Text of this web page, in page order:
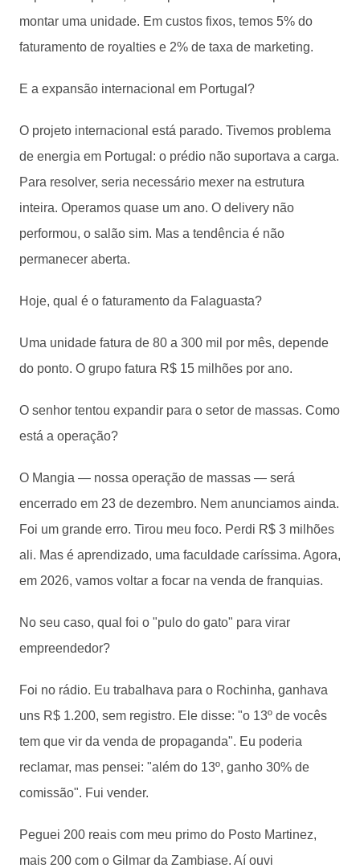
montar uma unidade. Em custos fixos, temos 5% do
faturamento de royalties e 2% de taxa de marketing.
E a expansão internacional em Portugal?
O projeto internacional está parado. Tivemos problema
de energia em Portugal: o prédio não suportava a carga.
Para resolver, seria necessário mexer na estrutura
inteira. Operamos quase um ano. O delivery não
performou, o salão sim. Mas a tendência é não
permanecer aberta.
Hoje, qual é o faturamento da Falaguasta?
Uma unidade fatura de 80 a 300 mil por mês, depende
do ponto. O grupo fatura R$ 15 milhões por ano.
O senhor tentou expandir para o setor de massas. Como
está a operação?
O Mangia — nossa operação de massas — será
encerrado em 23 de dezembro. Nem anunciamos ainda.
Foi um grande erro. Tirou meu foco. Perdi R$ 3 milhões
ali. Mas é aprendizado, uma faculdade caríssima. Agora,
em 2026, vamos voltar a focar na venda de franquias.
No seu caso, qual foi o "pulo do gato" para virar
empreendedor?
Foi no rádio. Eu trabalhava para o Rochinha, ganhava
uns R$ 1.200, sem registro. Ele disse: "o 13º de vocês
tem que vir da venda de propaganda". Eu poderia
reclamar, mas pensei: "além do 13º, ganho 30% de
comissão". Fui vender.
Peguei 200 reais com meu primo do Posto Martinez,
mais 200 com o Gilmar da Zambiase. Aí ouvi